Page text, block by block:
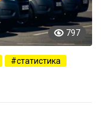
797
статистика